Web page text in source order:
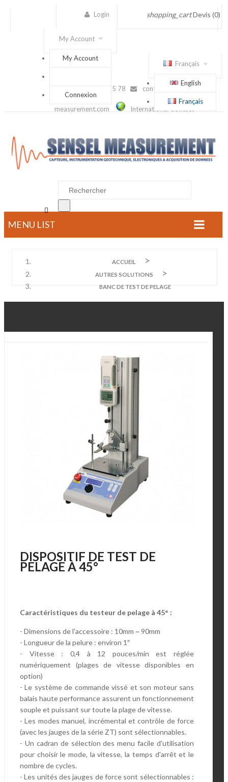
shopping_cart Devis (0)
Login
My Account
My Account
Connexion
Français
English
Français
(+33) 1 56 88 25 78 contact@sensel-
measurement.com International Contact

MENU LIST
ACCUEIL
AUTRES SOLUTIONS
BANC DE TEST DE PELAGE
DISPOSITIF DE TEST DE
PELAGE À 45°
Caractéristiques du testeur de pelage à 45° :
- Dimensions de l'accessoire : 10mm ~ 90mm
- Longueur de la pelure : environ 1″
- Vitesse : 0,4 à 12 pouces/min est réglée
numériquement (plages de vitesse disponibles en
option)
- Le système de commande vissé et son moteur sans
balais haute performance assurent un fonctionnement
souple et puissant sur toute la plage de vitesse.
- Les modes manuel, incrémental et contrôle de force
(avec les jauges de la série ZT) sont sélectionnables.
- Un cadran de sélection des menu facile d'utilisation
pour choisir le mode, la vitesse, la temps d'arrêt et le
nombre de cycles.
- Les unités des jauges de force sont sélectionnables :